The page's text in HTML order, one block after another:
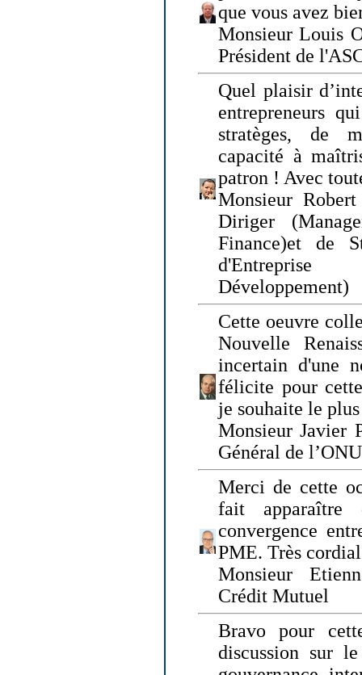
que vous avez
Monsieur Louis
Président de
Quel plaisir
entrepreneurs
stratèges, de
capacité à
patron ! Avec
Monsieur
Diriger
Finance)et de
Développement)
Cette oeuvre
Nouvelle
incertain d'une
félicite pour
je souhaite le
Monsieur Javier
Général de
Merci de cette
fait apparaître
convergence
PME. Très
Monsieur
Crédit Mutuel
Bravo pour
discussion sur